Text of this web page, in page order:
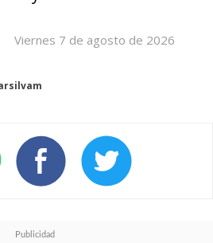
sus
antes de que
oficial en la
Viernes 7 de agosto de 2026